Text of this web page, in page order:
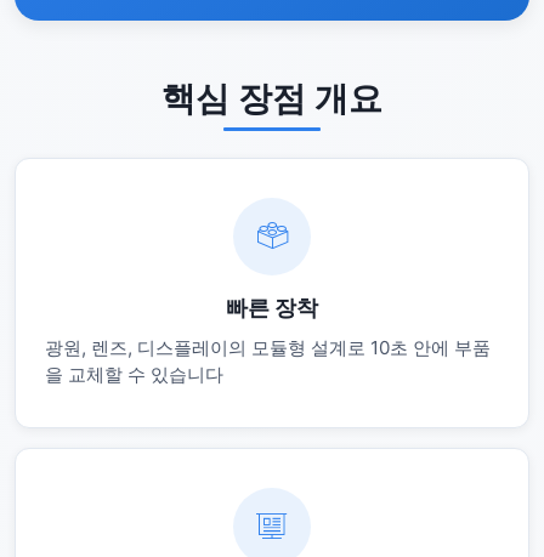
핵심 장점 개요
빠른 장착
광원, 렌즈, 디스플레이의 모듈형 설계로 10초 안에 부품
을 교체할 수 있습니다